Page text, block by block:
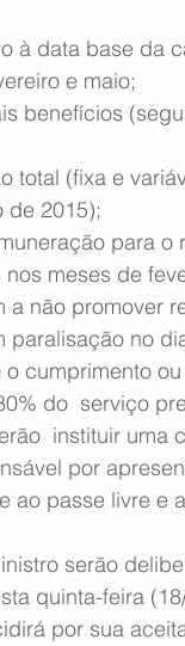
à data base da
e maio;
benefícios
total (fixa e
de 2015);
para
meses de
não promover
paralisação no
cumprimento
do  serviço
instituir uma
por
ao passe livre e
serão
quinta-feira
por sua